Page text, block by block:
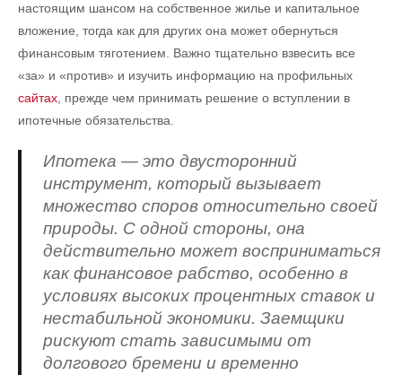
настоящим шансом на собственное жилье и капитальное
вложение, тогда как для других она может обернуться
финансовым тяготением. Важно тщательно взвесить все
«за» и «против» и изучить информацию на профильных
сайтах , прежде чем принимать решение о вступлении в
ипотечные обязательства.
Ипотека — это двусторонний
инструмент, который вызывает
множество споров относительно своей
природы. С одной стороны, она
действительно может восприниматься
как финансовое рабство, особенно в
условиях высоких процентных ставок и
нестабильной экономики. Заемщики
рискуют стать зависимыми от
долгового бремени и временно